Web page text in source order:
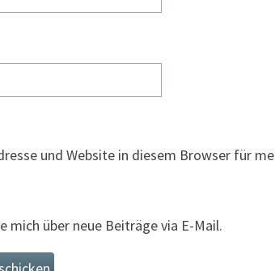
und Website in diesem Browser für
mich über neue Beiträge via E-Mail.